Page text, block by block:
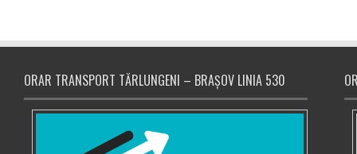
ORAR TRANSPORT TĂRLUNGENI – BRAȘOV LINIA 530